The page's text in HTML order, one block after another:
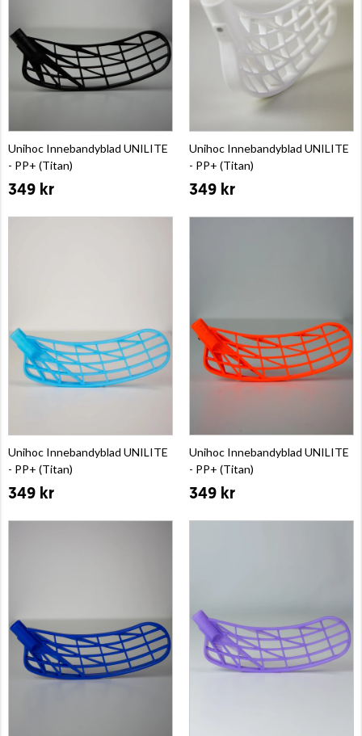
Unihoc Innebandyblad UNILITE
- PP+ (Titan)
349 kr
Unihoc Innebandyblad UNILITE
- PP+ (Titan)
349 kr
Unihoc Innebandyblad UNILITE
- PP+ (Titan)
349 kr
Unihoc Innebandyblad UNILITE
- PP+ (Titan)
349 kr